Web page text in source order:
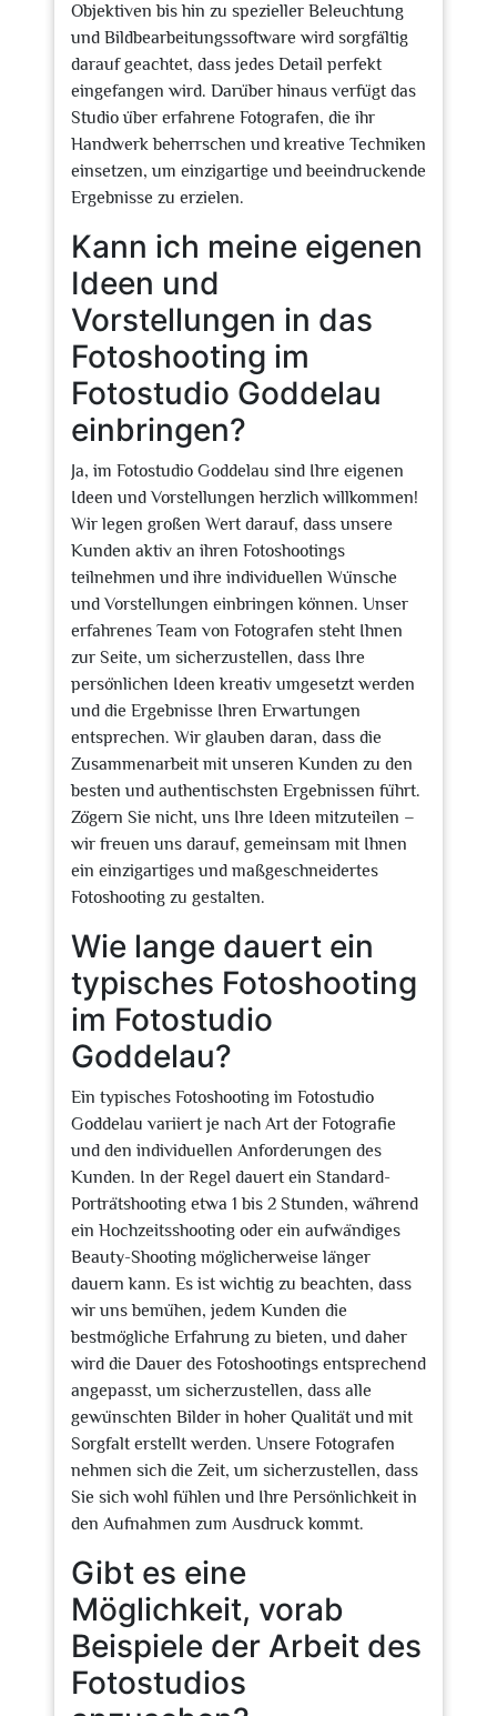
Objektiven bis hin zu spezieller Beleuchtung
und Bildbearbeitungssoftware wird sorgfältig
darauf geachtet, dass jedes Detail perfekt
eingefangen wird. Darüber hinaus verfügt das
Studio über erfahrene Fotografen, die ihr
Handwerk beherrschen und kreative Techniken
einsetzen, um einzigartige und beeindruckende
Ergebnisse zu erzielen.
Kann ich meine eigenen
Ideen und
Vorstellungen in das
Fotoshooting im
Fotostudio Goddelau
einbringen?
Ja, im Fotostudio Goddelau sind Ihre eigenen
Ideen und Vorstellungen herzlich willkommen!
Wir legen großen Wert darauf, dass unsere
Kunden aktiv an ihren Fotoshootings
teilnehmen und ihre individuellen Wünsche
und Vorstellungen einbringen können. Unser
erfahrenes Team von Fotografen steht Ihnen
zur Seite, um sicherzustellen, dass Ihre
persönlichen Ideen kreativ umgesetzt werden
und die Ergebnisse Ihren Erwartungen
entsprechen. Wir glauben daran, dass die
Zusammenarbeit mit unseren Kunden zu den
besten und authentischsten Ergebnissen führt.
Zögern Sie nicht, uns Ihre Ideen mitzuteilen –
wir freuen uns darauf, gemeinsam mit Ihnen
ein einzigartiges und maßgeschneidertes
Fotoshooting zu gestalten.
Wie lange dauert ein
typisches Fotoshooting
im Fotostudio
Goddelau?
Ein typisches Fotoshooting im Fotostudio
Goddelau variiert je nach Art der Fotografie
und den individuellen Anforderungen des
Kunden. In der Regel dauert ein Standard-
Porträtshooting etwa 1 bis 2 Stunden, während
ein Hochzeitsshooting oder ein aufwändiges
Beauty-Shooting möglicherweise länger
dauern kann. Es ist wichtig zu beachten, dass
wir uns bemühen, jedem Kunden die
bestmögliche Erfahrung zu bieten, und daher
wird die Dauer des Fotoshootings entsprechend
angepasst, um sicherzustellen, dass alle
gewünschten Bilder in hoher Qualität und mit
Sorgfalt erstellt werden. Unsere Fotografen
nehmen sich die Zeit, um sicherzustellen, dass
Sie sich wohl fühlen und Ihre Persönlichkeit in
den Aufnahmen zum Ausdruck kommt.
Gibt es eine
Möglichkeit, vorab
Beispiele der Arbeit des
Fotostudios